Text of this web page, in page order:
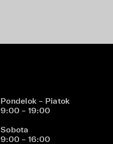
Pondelok – Piatok
9:00 – 19:00
Sobota
9:00 – 16:00